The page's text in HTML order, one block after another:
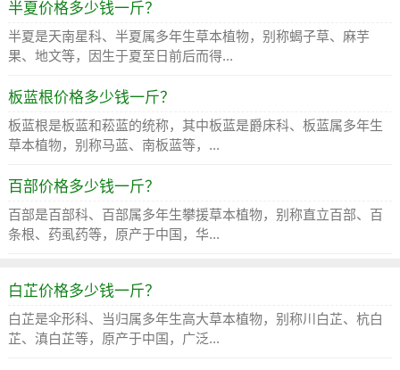
半夏价格多少钱一斤？
半夏是天南星科、半夏属多年生草本植物，别称蝎子草、麻芋
果、地文等，因生于夏至日前后而得...
板蓝根价格多少钱一斤？
板蓝根是板蓝和菘蓝的统称，其中板蓝是爵床科、板蓝属多年生
草本植物，别称马蓝、南板蓝等，...
百部价格多少钱一斤？
百部是百部科、百部属多年生攀援草本植物，别称直立百部、百
条根、药虱药等，原产于中国，华...
白芷价格多少钱一斤？
白芷是伞形科、当归属多年生高大草本植物，别称川白芷、杭白
芷、滇白芷等，原产于中国，广泛...